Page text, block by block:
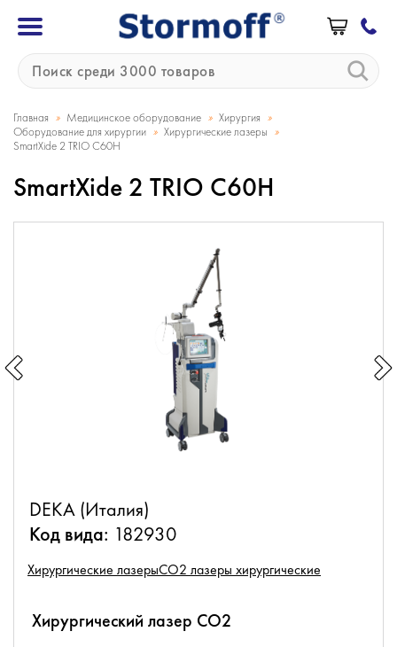
Главная » Медицинское оборудование » Хирургия »
Оборудование для хирургии » Хирургические лазеры »
SmartXide 2 ТRIO C60H
SmartXide 2 ТRIO C60H
DEKA (Италия)
Код вида: 182930
Хирургические лазерыCO2 лазеры хирургические
Хирургический лазер CO2